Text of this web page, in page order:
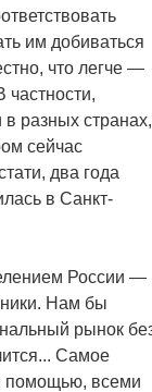
им добиваться
что легче —
разных странах,
сейчас
два года
в Санкт-
России —
Нам бы
рынок
Самое
помощью, всеми